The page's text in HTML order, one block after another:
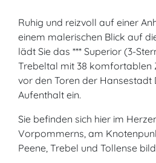
Ruhig und reizvoll auf einer
einem malerischen Blick auf
lädt Sie das *** Superior (3-
Trebeltal mit 38 komfortablen
vor den Toren der Hansestadt
Aufenthalt ein.
Sie befinden sich hier im
Vorpommerns, am
Peene, Trebel und Tollense